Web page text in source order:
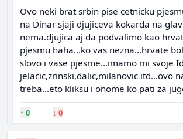
Ovo neki brat srbin pise cetnicku
na Dinar sjaji djujiceva kokarda na
nema.djujica aj da podvalimo kao
pjesmu haha...ko vas nezna...hrvate
slovo i vase pjesme...imamo mi svoje
jelacic,zrinski,dalic,milanovic itd...ovo
treba...eto kliksu i onome ko pati za
↑ 0 ↓ 0